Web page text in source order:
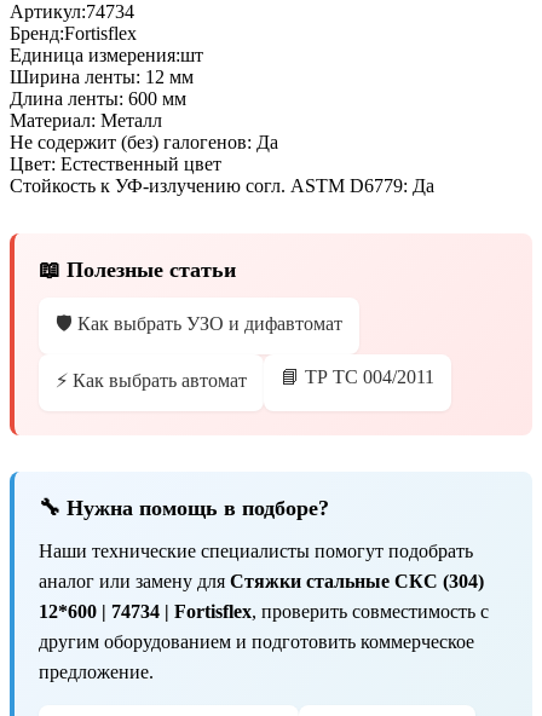
Артикул:74734
Бренд:Fortisflex
Единица измерения:шт
Ширина ленты: 12 мм
Длина ленты: 600 мм
Материал: Металл
Не содержит (без) галогенов: Да
Цвет: Естественный цвет
Стойкость к УФ-излучению согл. ASTM D6779: Да
📖 Полезные статьи
🛡️ Как выбрать УЗО и дифавтомат
⚡ Как выбрать автомат 📘 ТР ТС 004/2011
🔧 Нужна помощь в подборе?
Наши технические специалисты помогут подобрать
аналог или замену для Стяжки стальные СКС (304)
12*600 | 74734 | Fortisflex, проверить совместимость с
другим оборудованием и подготовить коммерческое
предложение.